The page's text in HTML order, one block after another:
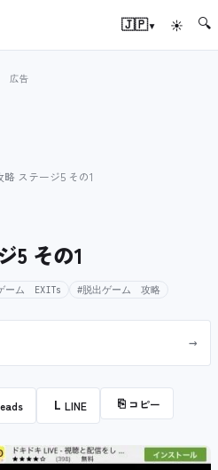
🇯🇵▾ ☀ 🔍
略 ステージ5 その1
5 その1
ーム EXITs #脱出ゲーム 攻略
→
L LINE ⎘ コピー